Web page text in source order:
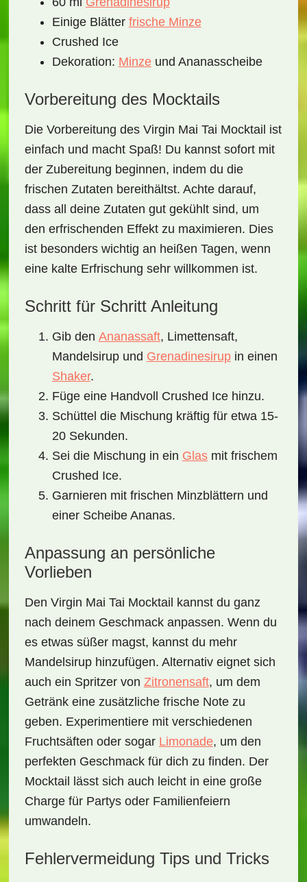
Einige Blätter frische Minze
Crushed Ice
Dekoration: Minzeund Ananasscheibe
Vorbereitung des Mocktails
Die Vorbereitung des Virgin Mai Tai Mocktail ist
einfach und macht Spaß! Du kannst sofort mit
der Zubereitung beginnen, indem du die
frischen Zutaten bereithältst. Achte darauf,
dass all deine Zutaten gut gekühlt sind, um
den erfrischenden Effekt zu maximieren. Dies
ist besonders wichtig an heißen Tagen, wenn
eine kalte Erfrischung sehr willkommen ist.
Schritt für Schritt Anleitung
Gib den Ananassaft, Limettensaft,
Mandelsirupund Grenadinesirupin einen
Shaker.
Füge eine Handvoll Crushed Icehinzu.
Schüttel die Mischung kräftig für etwa 15-
20 Sekunden.
Sei die Mischung in ein Glasmit frischem
Crushed Ice.
Garnieren mit frischen Minzblättern und
einer Scheibe Ananas.
Anpassung an persönliche
Vorlieben
Den Virgin Mai Tai Mocktail kannst du ganz
nach deinem Geschmack anpassen. Wenn du
es etwas süßer magst, kannst du mehr
Mandelsiruphinzufügen. Alternativ eignet sich
auch ein Spritzer von Zitronensaft, um dem
Getränk eine zusätzliche frische Note zu
geben. Experimentiere mit verschiedenen
Fruchtsäften oder sogar Limonade, um den
perfekten Geschmack für dich zu finden. Der
Mocktail lässt sich auch leicht in eine große
Charge für Partys oder Familienfeiern
umwandeln.
Fehlervermeidung Tips und Tricks